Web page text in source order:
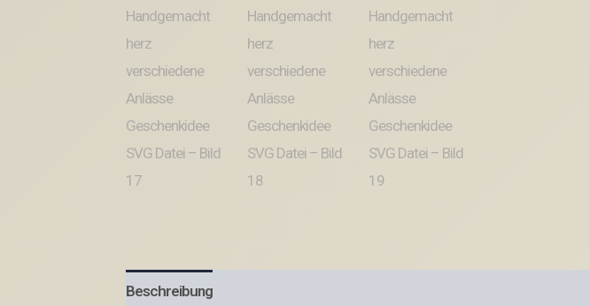
Beschreibung